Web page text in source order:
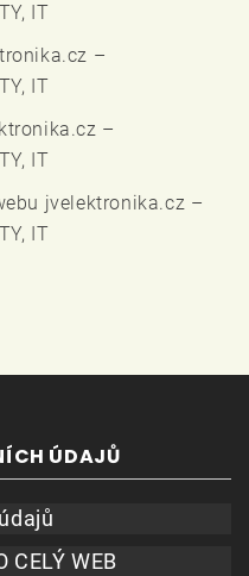
IT
–
IT
–
IT
jvelektronika.cz –
IT
ÚDAJŮ
CELÝ WEB